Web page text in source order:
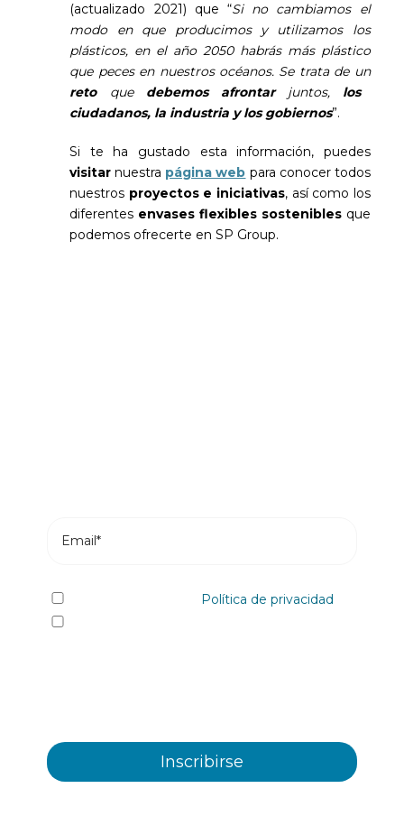
(actualizado 2021) que “Si no cambiamos el
modo en que producimos y utilizamos los
plásticos, en el año 2050 habrás más plástico
que peces en nuestros océanos. Se trata de un
retoque debemos afrontarjuntos, los
ciudadanos, la industria y los gobiernos”.
Si te ha gustado esta información, puedes
visitar nuestra página web para conocer todos
nuestros proyectos e iniciativas, así como los
diferentes envases flexibles sosteniblesque
podemos ofrecerte en SP Group.
Política de privacidad